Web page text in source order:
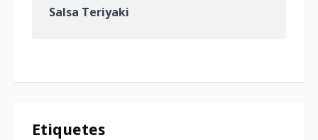
Salsa Teriyaki
Etiquetes